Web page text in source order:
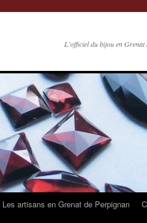
L'officiel du bijou en Grenat
Les artisans en Grenat de Perpignan